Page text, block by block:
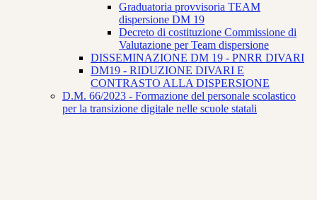
Graduatoria provvisoria TEAM
dispersione DM 19
Decreto di costituzione Commissione di
Valutazione per Team dispersione
DISSEMINAZIONE DM 19 - PNRR DIVARI
DM19 - RIDUZIONE DIVARI E
CONTRASTO ALLA DISPERSIONE
D.M. 66/2023 - Formazione del personale scolastico
per la transizione digitale nelle scuole statali